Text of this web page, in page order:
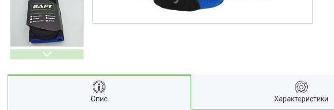
Опис Характеристики